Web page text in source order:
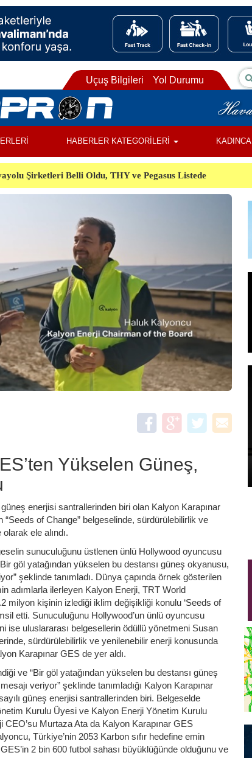
Uçuş Bilgileri Yol Durumu
HABERLER KATEGORİLERİ KADINCA
Şirketleri Belli Oldu, THY ve Pegasus Listede
Almanya’da Havalimanında Şüpheli Cisim Alarmı
Yangınında Görevli 2 Helikopter Havada Çarpıştı
Yükselen Güneş,
güneş enerjisi santrallerinden biri olan Kalyon Karapınar
“Seeds of Change” belgeselinde, sürdürülebilirlik ve
ele alındı.
sunuculuğunu üstlenen ünlü Hollywood oyuncusu
göl yatağından yükselen bu destansı güneş okyanusu,
şeklinde tanımladı. Dünya çapında örnek gösterilen
adımlarla ilerleyen Kalyon Enerji, TRT World
milyon kişinin izlediği iklim değişikliği konulu ‘Seeds of
etti. Sunuculuğunu Hollywood’un ünlü oyuncusu
ise uluslararası belgesellerin ödüllü yönetmeni Susan
sürdürülebilirlik ve yenilenebilir enerji konusunda
Karapınar GES de yer aldı.
ve “Bir göl yatağından yükselen bu destansı güneş
veriyor” şeklinde tanımladığı Kalyon Karapınar
güneş enerjisi santrallerinden biri. Belgeselde
Kurulu Üyesi ve Kalyon Enerji Yönetim Kurulu
Murtaza Ata da Kalyon Karapınar GES
Türkiye’nin 2053 Karbon sıfır hedefine emin
2 bin 600 futbol sahası büyüklüğünde olduğunu ve